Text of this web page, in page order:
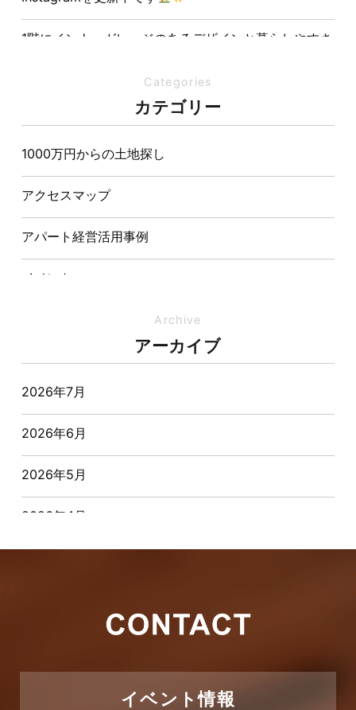
1階にインナーガレージのあるデザインと暮らしやすさ
夏の熱中症対策は家づくりから。屋根・壁・基礎の構
造が快適さをつくる理由
【埼玉県経営品質知事賞】大野知事へ受賞のご報告と
表敬訪問を行いました
Categories
カテゴリー
1000万円からの土地探し
アクセスマップ
アパート経営活用事例
イベント
オーナー様からの質問
おすすめ物件
お客様インタビュー
お客様の声
つくばエクスプレス線
Archive
アーカイブ
2026年7月
2026年6月
2026年5月
2026年4月
イベント情報